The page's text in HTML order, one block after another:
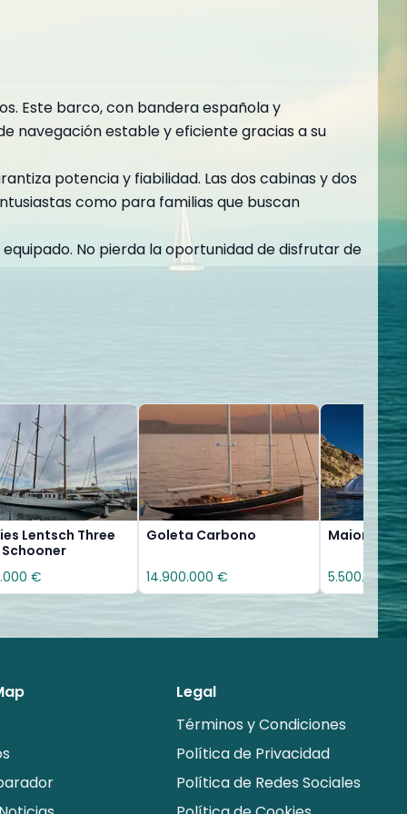
Este barco, con bandera española y
navegación estable y eficiente gracias a su
potencia y fiabilidad. Las dos cabinas y dos
como para familias que buscan
No pierda la oportunidad de disfrutar de
Lentsch Three
€
Goleta Carbono
14.900.000 €
Maiora 39
5.500.000 €
Legal
Términos y Condiciones
Política de Privacidad
Política de Redes Sociales